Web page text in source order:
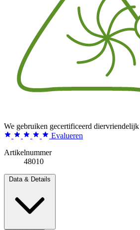
We gebruiken gecertificeerd diervriendelijk
Evalueren
Artikelnummer
48010
Data & Details